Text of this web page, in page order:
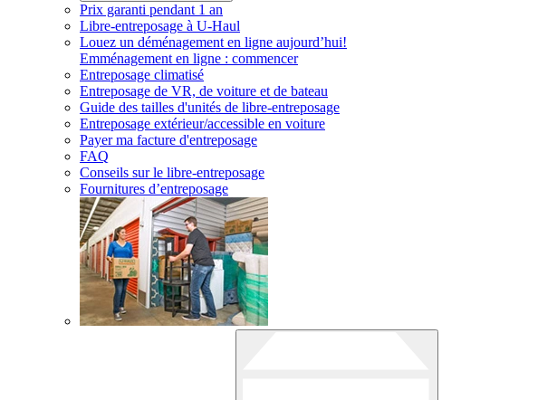
Prix garanti pendant 1 an
Libre-entreposage à U-Haul
Louez un déménagement en ligne aujourd’hui!
Emménagement en ligne : commencer
Entreposage climatisé
Entreposage de VR, de voiture et de bateau
Guide des tailles d'unités de libre-entreposage
Entreposage extérieur/accessible en voiture
Payer ma facture d'entreposage
FAQ
Conseils sur le libre-entreposage
Fournitures d’entreposage